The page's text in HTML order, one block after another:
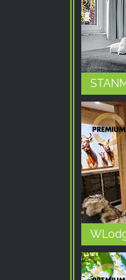
реклами. Вони
відвідувачів на
Facebook
_fbp, fr, _fbq, fbq
Provider:
Facebook
Purpose:
Вимірювання
маркетинг
duration:
3 місяці - 1 рік